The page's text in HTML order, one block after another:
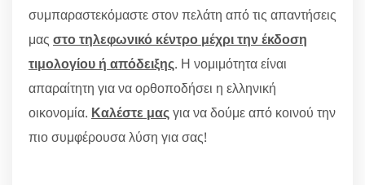
συμπαραστεκόμαστε στον πελάτη από τις απαντήσεις
μας στο τηλεφωνικό κέντρο μέχρι την έκδοση
τιμολογίου ή απόδειξης. Η νομιμότητα είναι
απαραίτητη για να ορθοποδήσει η ελληνική
οικονομία. Καλέστε μαςγια να δούμε από κοινού την
πιο συμφέρουσα λύση για σας!